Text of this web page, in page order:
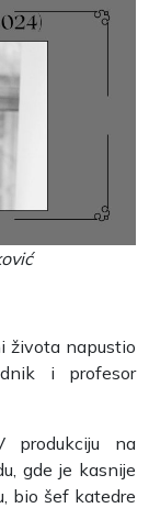
života napustio
i profesor
produkciju na
gde je kasnije
bio šef katedre